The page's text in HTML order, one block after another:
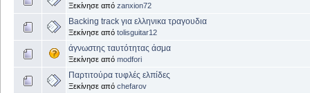
Ξεκίνησε από zanxion72
Backing track για ελληνικα τραγουδια
Ξεκίνησε από tolisguitar12
άγνωστης ταυτότητας άσμα
Ξεκίνησε από modfori
Παρτιτούρα τυφλές ελπίδες
Ξεκίνησε από chefarov